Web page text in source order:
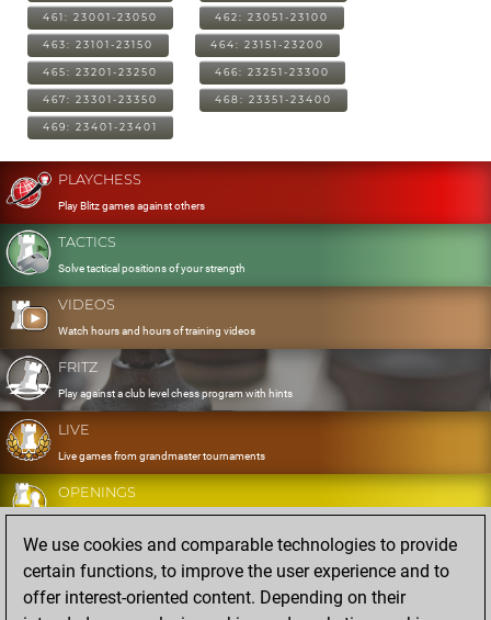
461: 23001-23050 462: 23051-23100
463: 23101-23150 464: 23151-23200
465: 23201-23250 466: 23251-23300
467: 23301-23350 468: 23351-23400
469: 23401-23401
PLAYCHESS
Play Blitz games against others
TACTICS
Solve tactical positions of your strength
VIDEOS
Watch hours and hours of training videos
FRITZ
Play against a club level chess program with hints
LIVE
Live games from grandmaster tournaments
OPENINGS
Develop and exercise your openings
DATABASE
Eight million strong games
We use cookies and comparable technologies to provide
certain functions, to improve the user experience and to
offer interest-oriented content. Depending on their